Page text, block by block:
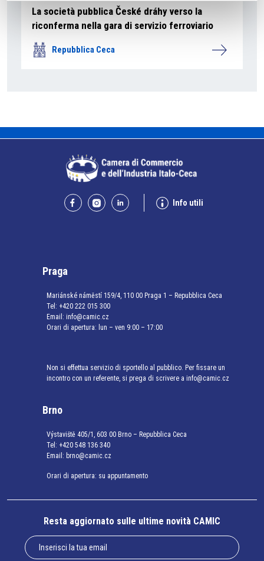
La società pubblica České dráhy verso la
riconferma nella gara di servizio ferroviario
Repubblica Ceca
Info utili
Praga
Mariánské náměstí 159/4, 110 00 Praga 1 – Repubblica Ceca
Tel: +420 222 015 300
Email: info@camic.cz
Orari di apertura: lun – ven 9:00 – 17:00
Non si effettua servizio di sportello al pubblico. Per fissare un
incontro con un referente, si prega di scrivere a info@camic.cz
Brno
Výstaviště 405/1, 603 00 Brno – Repubblica Ceca
Tel: +420 548 136 340
Email: brno@camic.cz
Orari di apertura: su appuntamento
Resta aggiornato sulle ultime novità CAMIC